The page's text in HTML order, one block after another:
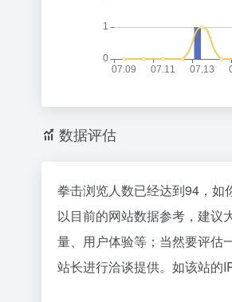
数据评估
拳击浏览人数已经达到94，如
以目前的网站数据参考，建议
量、用户体验等；当然要评估
站长进行洽谈提供。如该站的